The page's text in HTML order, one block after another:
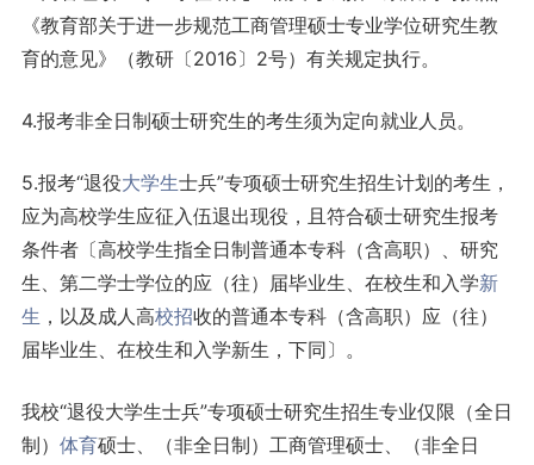
《教育部关于进一步规范工商管理硕士专业学位研究生教
育的意见》（教研〔2016〕2号）有关规定执行。
4.报考非全日制硕士研究生的考生须为定向就业人员。
5.报考“退役大学生士兵”专项硕士研究生招生计划的考生，
应为高校学生应征入伍退出现役，且符合硕士研究生报考
条件者〔高校学生指全日制普通本专科（含高职）、研究
生、第二学士学位的应（往）届毕业生、在校生和入学新
生 ，以及成人高校招收的普通本专科（含高职）应（往）
届毕业生、在校生和入学新生，下同〕。
我校“退役大学生士兵”专项硕士研究生招生专业仅限（全日
制） 体育硕士、（非全日制）工商管理硕士、（非全日